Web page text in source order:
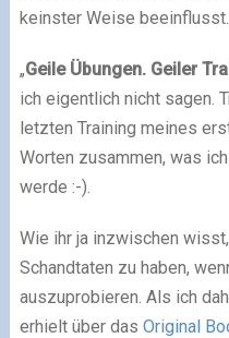
keinster Weise beeinflusst.
„Geile Übungen. Geiler
ich eigentlich nicht sagen.
letzten Training meines
Worten zusammen, was
werde :-).
Wie ihr ja inzwischen
Schandtaten zu haben,
auszuprobieren. Als ich
erhielt über das Original